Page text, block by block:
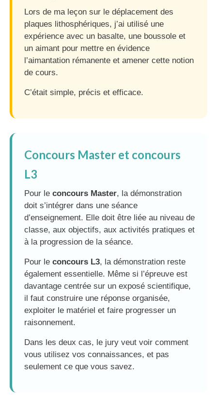
Lors de ma leçon sur le déplacement des
plaques lithosphériques, j’ai utilisé une
expérience avec un basalte, une boussole et
un aimant pour mettre en évidence
l’aimantation rémanente et amener cette notion
de cours.
C’était simple, précis et efficace.
Concours Master et concours
L3
Pour le concours Master, la démonstration
doit s’intégrer dans une séance
d’enseignement. Elle doit être liée au niveau de
classe, aux objectifs, aux activités pratiques et
à la progression de la séance.
Pour le concours L3, la démonstration reste
également essentielle. Même si l’épreuve est
davantage centrée sur un exposé scientifique,
il faut construire une réponse organisée,
exploiter le matériel et faire progresser un
raisonnement.
Dans les deux cas, le jury veut voir comment
vous utilisez vos connaissances, et pas
seulement ce que vous savez.